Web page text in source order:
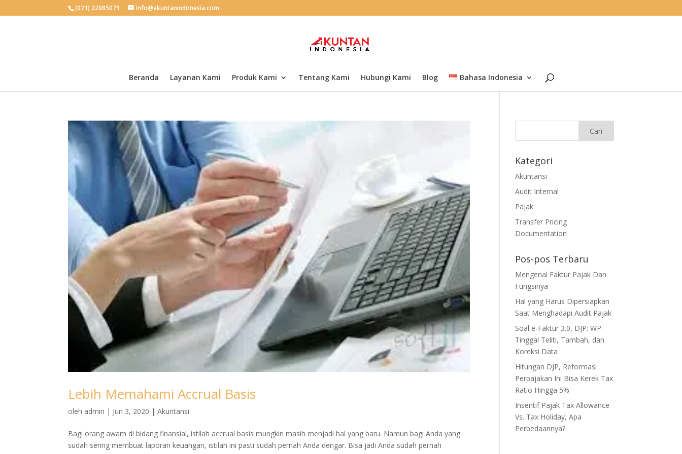
(021) 22085079 info@akuntanindonesia.com
Beranda Layanan Kami Produk Kami Tentang Kami Hubungi Kami Blog Bahasa Indonesia
Lebih Memahami Accrual Basis
oleh admin | Jun 3, 2020 |Akuntansi
Bagi orang awam di bidang finansial, istilah accrual basis mungkin masih menjadi hal yang baru. Namun bagi Anda yang
sudah sering membuat laporan keuangan, istilah ini pasti sudah pernah Anda dengar. Bisa jadi Anda sudah pernah
Kategori
Akuntansi
Audit Internal
Pajak
Transfer Pricing
Documentation
Pos-pos Terbaru
Mengenal Faktur Pajak Dan
Fungsinya
Hal yang Harus Dipersiapkan
Saat Menghadapi Audit Pajak
Soal e-Faktur 3.0, DJP: WP
Tinggal Teliti, Tambah, dan
Koreksi Data
Hitungan DJP, Reformasi
Perpajakan Ini Bisa Kerek Tax
Ratio Hingga 5%
Insentif Pajak Tax Allowance
Vs. Tax Holiday, Apa
Perbedaannya?